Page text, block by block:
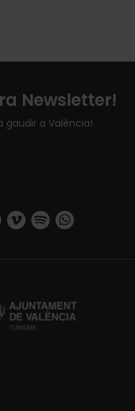
Newsletter!
gaudir a València!
visit_valencia/
user/
twitter.com/
https://vimeo.com/
https://https://api.whatsapp.com/